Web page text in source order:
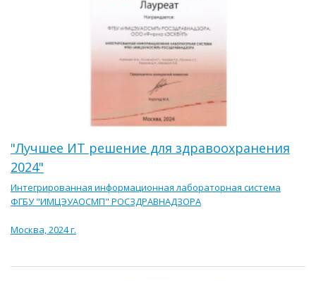
"Лучшее ИТ решение для здравоохранения
2024"
Интегрированная информационная лабораторная система
ФГБУ "ИМЦЭУАОСМП" РОСЗДРАВНАДЗОРА
Москва, 2024 г.